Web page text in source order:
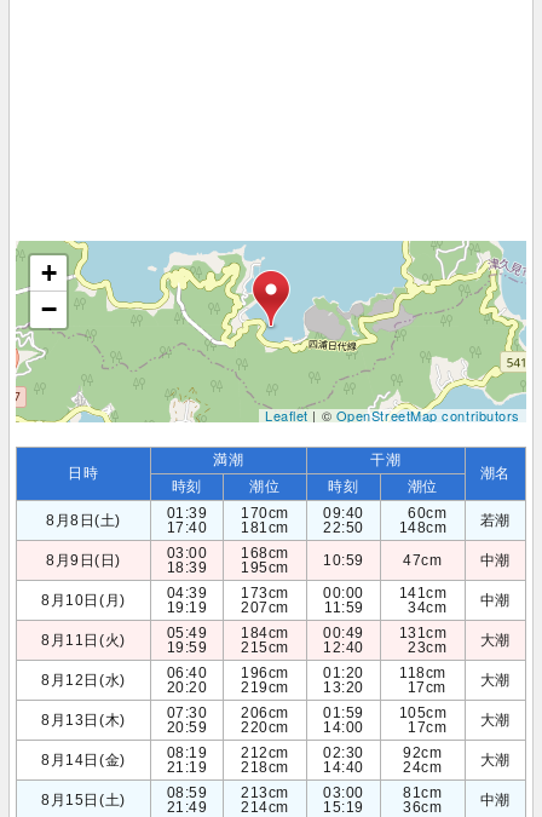
+
−
Leaflet| ©OpenStreetMap contributors
日時
満潮 干潮
潮名
時刻 潮位 時刻
潮位
8月8日(土)
01:39
17:40
170cm
181cm
09:40
22:50
60cm
148cm
若潮
8月9日(日)
03:00
18:39
168cm
195cm
10:59 47cm 中潮
8月10日(月)
04:39
19:19
173cm
207cm
00:00
11:59
141cm
34cm
中潮
8月11日(火)
05:49
19:59
184cm
215cm
00:49
12:40
131cm
23cm
大潮
8月12日(水)
06:40
20:20
196cm
219cm
01:20
13:20
118cm
17cm
大潮
8月13日(木)
07:30
20:59
206cm
220cm
01:59
14:00
105cm
17cm
大潮
8月14日(金)
08:19
21:19
212cm
218cm
02:30
14:40
92cm
24cm
大潮
8月15日(土)
08:59
21:49
213cm
214cm
03:00
15:19
81cm
36cm
中潮